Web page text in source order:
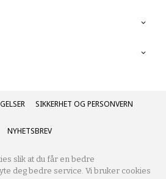
SIKKERHET OG PERSONVERN
NYHETSBREV
slik at du får en bedre
deg bedre service. Vi bruker cookies